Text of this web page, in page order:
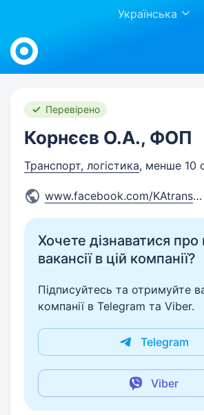
Українська
Work.ua
Перевірено
Корнєєв О.А., ФОП
Транспорт, логістика, менше 10
www.facebook.com/KAtrans11/?
Хочете дізнаватися про
вакансії в цій компанії?
Підписуйтесь та отримуйте
компанії в Telegram та Viber.
Telegram
Viber